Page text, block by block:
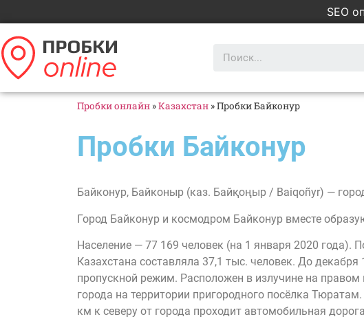
SEO
Пробки онлайн »Казахстан »Пробки Байконур
Пробки Байконур
Байконур, Байконыр (каз. Байқоңыр / Baiqoñyr) —
Город Байконур и космодром Байконур вместе
Население — 77 169 человек (на 1 января 2020 года).
Казахстана составляла 37,1 тыс. человек. До
пропускной режим. Расположен в излучине на
города на территории пригородного посёлка
км к северу от города проходит автомобильная